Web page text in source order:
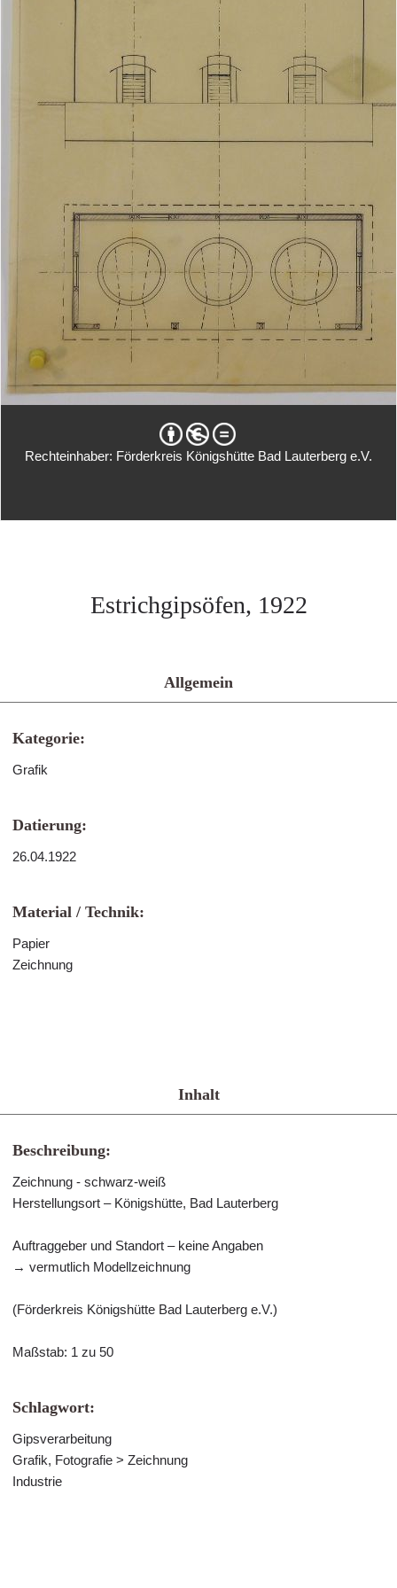
Rechteinhaber: Förderkreis Königshütte Bad Lauterberg e.V.
Estrichgipsöfen, 1922
Allgemein
Kategorie:
Grafik
Datierung:
26.04.1922
Material / Technik:
Papier
Zeichnung
Inhalt
Beschreibung:
Zeichnung - schwarz-weiß
Herstellungsort – Königshütte, Bad Lauterberg
Auftraggeber und Standort – keine Angaben
→ vermutlich Modellzeichnung
(Förderkreis Königshütte Bad Lauterberg e.V.)
Maßstab: 1 zu 50
Schlagwort:
Gipsverarbeitung
Grafik, Fotografie > Zeichnung
Industrie